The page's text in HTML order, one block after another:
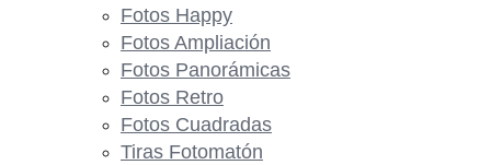
Fotos Happy
Fotos Ampliación
Fotos Panorámicas
Fotos Retro
Fotos Cuadradas
Tiras Fotomatón